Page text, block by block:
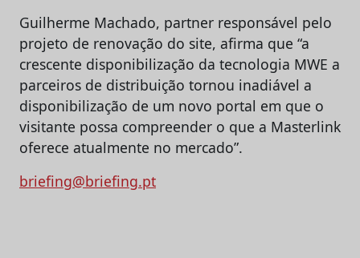
Guilherme Machado, partner responsável pelo
projeto de renovação do site, afirma que “a
crescente disponibilização da tecnologia MWE a
parceiros de distribuição tornou inadiável a
disponibilização de um novo portal em que o
visitante possa compreender o que a Masterlink
oferece atualmente no mercado”.
briefing@briefing.pt